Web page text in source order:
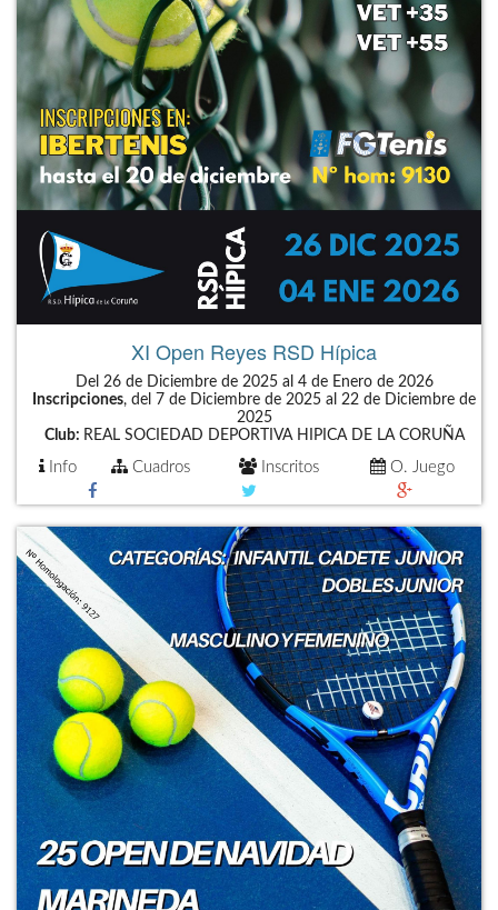
XI Open Reyes RSD Hípica
Del 26 de Diciembre de 2025 al 4 de Enero de 2026
Inscripciones, del 7 de Diciembre de 2025 al 22 de Diciembre de
2025
Club: REAL SOCIEDAD DEPORTIVA HIPICA DE LA CORUÑA
Info Cuadros Inscritos O. Juego